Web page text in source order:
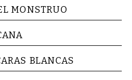
MONSTRUO
BLANCAS